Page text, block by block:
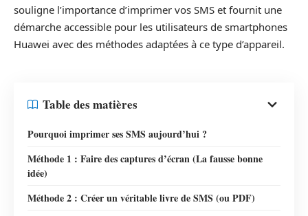
souligne l’importance d’imprimer vos SMS et fournit une
démarche accessible pour les utilisateurs de smartphones
Huawei avec des méthodes adaptées à ce type d’appareil.
Table des matières
Pourquoi imprimer ses SMS aujourd’hui ?
Méthode 1 : Faire des captures d’écran (La fausse bonne
idée)
Méthode 2 : Créer un véritable livre de SMS (ou PDF)